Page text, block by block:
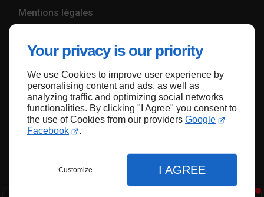
Your privacy is our priority
We use Cookies to improve user experience by
personalising content and ads, as well as
analyzing traffic and optimizing social networks
functionalities. By clicking "I Agree" you consent to
the use of Cookies from our providers Google
Facebook
.
Customize I AGREE
Mentions légales
Haut de page